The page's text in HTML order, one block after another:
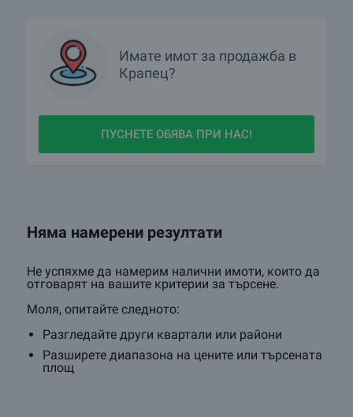
Имате имот за продажба в
Крапец?
ПУСНЕТЕ ОБЯВА ПРИ НАС!
Няма намерени резултати
Не успяхме да намерим налични имоти, които да
отговарят на вашите критерии за търсене.
Моля, опитайте следното:
Разгледайте други квартали или райони
Разширете диапазона на цените или търсената
площ